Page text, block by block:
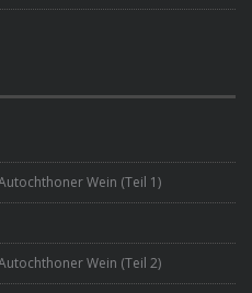
Wein (Teil 1)
Wein (Teil 2)